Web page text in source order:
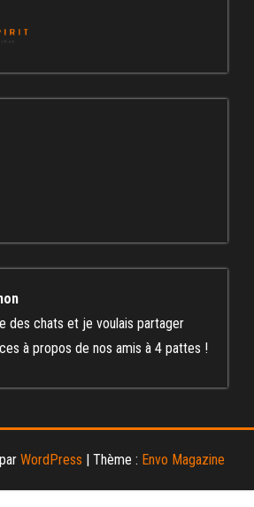
des chats et je voulais partager
à propos de nos amis à 4 pattes !
WordPress Thème : Envo Magazine